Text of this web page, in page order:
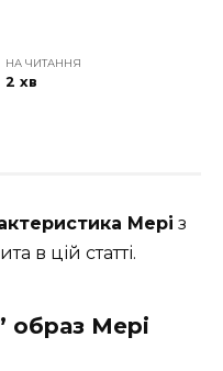
НА ЧИТАННЯ
2 хв
Мері з
в цій статті.
образ Мері